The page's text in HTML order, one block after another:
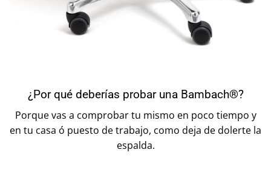
¿Por qué deberías probar una Bambach®?
Porque vas a comprobar tu mismo en poco tiempo y
en tu casa ó puesto de trabajo, como deja de dolerte la
espalda.